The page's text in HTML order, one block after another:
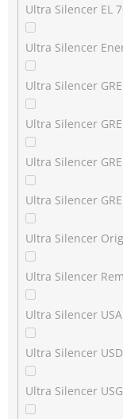
Ultra Silencer EL
Ultra Silencer
Ultra Silencer
Ultra Silencer
Ultra Silencer
Ultra Silencer
Ultra Silencer
Ultra Silencer
Ultra Silencer
Ultra Silencer
Ultra Silencer